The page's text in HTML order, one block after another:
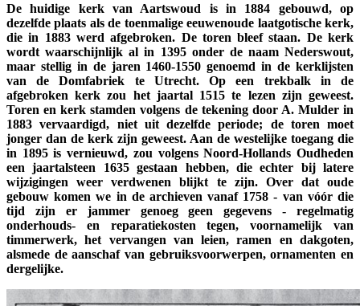
De huidige kerk van Aartswoud is in 1884 gebouwd, op
dezelfde plaats als de toenmalige eeuwenoude laatgotische kerk,
die in 1883 werd afgebroken. De toren bleef staan. De kerk
wordt waarschijnlijk al in 1395 onder de naam Nederswout,
maar stellig in de jaren 1460-1550 genoemd in de kerklijsten
van de Domfabriek te Utrecht. Op een trekbalk in de
afgebroken kerk zou het jaartal 1515 te lezen zijn geweest.
Toren en kerk stamden volgens de tekening door A. Mulder in
1883 vervaardigd, niet uit dezelfde periode; de toren moet
jonger dan de kerk zijn geweest. Aan de westelijke toegang die
in 1895 is vernieuwd, zou volgens Noord-Hollands Oudheden
een jaartalsteen 1635 gestaan hebben, die echter bij latere
wijzigingen weer verdwenen blijkt te zijn. Over dat oude
gebouw komen we in de archieven vanaf 1758 - van vóór die
tijd zijn er jammer genoeg geen gegevens - regelmatig
onderhouds- en reparatiekosten tegen, voornamelijk van
timmerwerk, het vervangen van leien, ramen en dakgoten,
alsmede de aanschaf van gebruiksvoorwerpen, ornamenten en
dergelijke.